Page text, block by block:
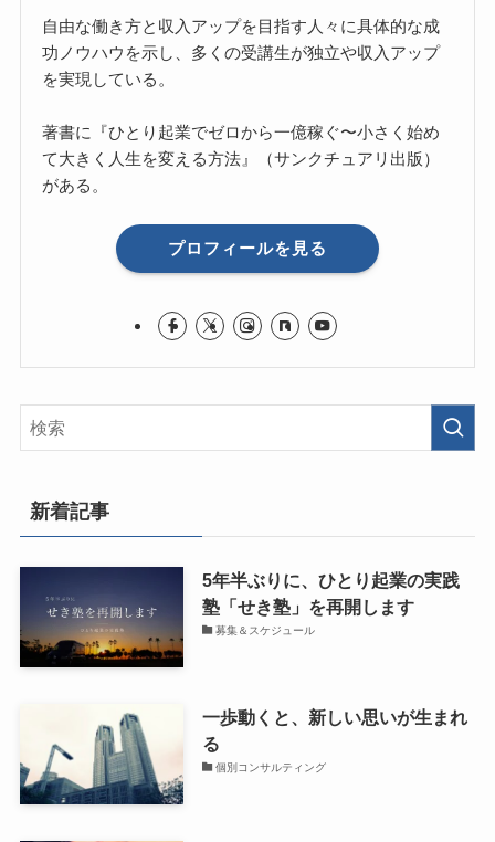
自由な働き方と収入アップを目指す人々に具体的な成
功ノウハウを示し、多くの受講生が独立や収入アップ
を実現している。
著書に『ひとり起業でゼロから一億稼ぐ〜小さく始め
て大きく人生を変える方法』（サンクチュアリ出版）
がある。
プロフィールを見る
新着記事
5年半ぶりに、ひとり起業の実践
塾「せき塾」を再開します
募集＆スケジュール
一歩動くと、新しい思いが生まれ
る
個別コンサルティング